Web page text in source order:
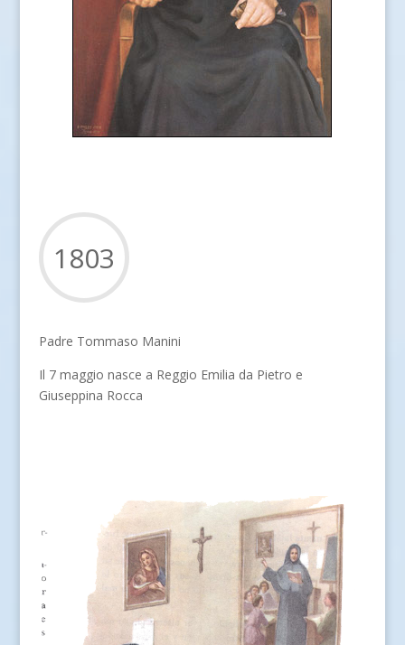
1803
Padre Tommaso Manini
Il 7 maggio nasce a Reggio Emilia da Pietro e
Giuseppina Rocca